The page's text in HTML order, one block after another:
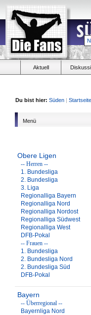
Aktuell
Du bist hier: Süden | Startseite
Menü
Obere Ligen
-- Herren --
1. Bundesliga
2. Bundesliga
3. Liga
Regionalliga Bayern
Regionalliga Nord
Regionalliga Nordost
Regionalliga Südwest
Regionalliga West
DFB-Pokal
-- Frauen --
1. Bundesliga
2. Bundesliga Nord
2. Bundesliga Süd
DFB-Pokal
Bayern
-- Überregional --
Bayernliga Nord